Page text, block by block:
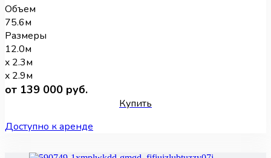
Объем
75.6м
Размеры
12.0м
x 2.3м
x 2.9м
от 139 000 руб.
Купить
Доступно к аренде